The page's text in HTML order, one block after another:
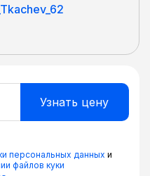
персональных данных и
файлов куки